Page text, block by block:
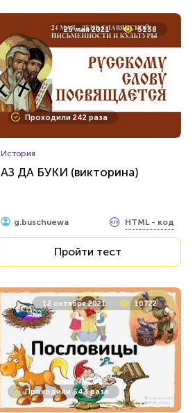
25 мая 2021 5138
Проходили 242 раза
История
АЗ ДА БУКИ (викторина)
g.buschuewa HTML - код
Пройти тест
12 октября 2021 10722
Проходили 643 раза